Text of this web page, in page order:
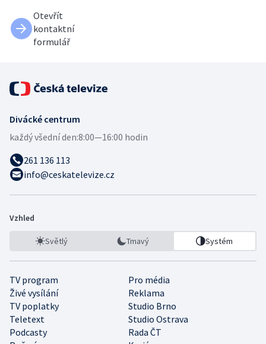
Otevřít
kontaktní
formulář
Divácké centrum
každý všední den:8:00—16:00 hodin
261 136 113
info@ceskatelevize.cz
Vzhled
Světlý Tmavý Systém
TV program
Pro média
Živé vysílání
Reklama
TV poplatky
Studio Brno
Teletext
Studio Ostrava
Podcasty
Rada ČT